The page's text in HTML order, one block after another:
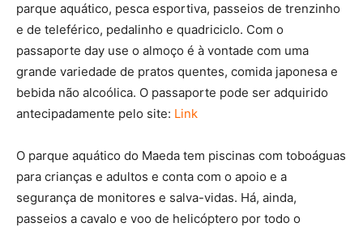
parque aquático, pesca esportiva, passeios de trenzinho
e de teleférico, pedalinho e quadriciclo. Com o
passaporte day use o almoço é à vontade com uma
grande variedade de pratos quentes, comida japonesa e
bebida não alcoólica. O passaporte pode ser adquirido
antecipadamente pelo site: Link
O parque aquático do Maeda tem piscinas com toboáguas
para crianças e adultos e conta com o apoio e a
segurança de monitores e salva-vidas. Há, ainda,
passeios a cavalo e voo de helicóptero por todo o